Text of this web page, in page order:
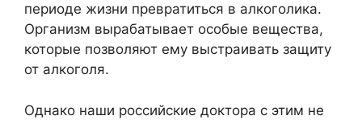
периоде жизни превратиться в алкоголика.
Организм вырабатывает особые вещества,
которые позволяют ему выстраивать защиту
от алкоголя.
Однако наши российские доктора с этим не